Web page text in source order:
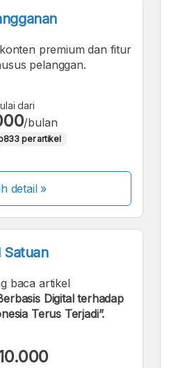
premium dan fitur
pelanggan.
dari
/bulan
per artikel
detail »
Satuan
baca artikel
Digital terhadap
Terus Terjadi”.
berikut: